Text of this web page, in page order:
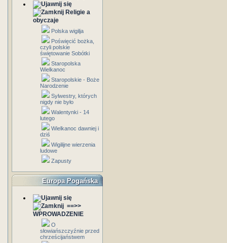
Religie a
obyczaje
Polska wigilja
Poświęcić bożka,
czyli polskie
świętowanie Sobótki
Staropolska
Wielkanoc
Staropolskie - Boże
Narodzenie
Sylwestry, których
nigdy nie było
Walentynki - 14
lutego
Wielkanoc dawniej i
dziś
Wigilijne wierzenia
ludowe
Zapusty
Europa Pogańska
==>>
WPROWADZENIE
O
słowiańszczyźnie przed
chrześcijaństwem